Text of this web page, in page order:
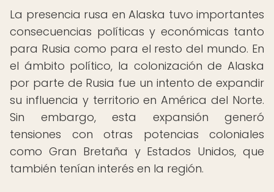
La presencia rusa en Alaska tuvo importantes
consecuencias políticas y económicas tanto
para Rusia como para el resto del mundo. En
el ámbito político, la colonización de Alaska
por parte de Rusia fue un intento de expandir
su influencia y territorio en América del Norte.
Sin embargo, esta expansión generó
tensiones con otras potencias coloniales
como Gran Bretaña y Estados Unidos, que
también tenían interés en la región.